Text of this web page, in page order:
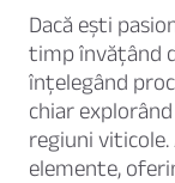
Dacă ești
timp învățând
înțelegând
chiar
regiuni
elemente,